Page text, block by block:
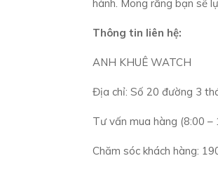
hành. Mong rằng bạn sẽ
Thông tin liên hệ:
ANH KHUÊ WATCH
Địa chỉ: Số 20 đường 3
Tư vấn mua hàng (8:00
Chăm sóc khách hàng: